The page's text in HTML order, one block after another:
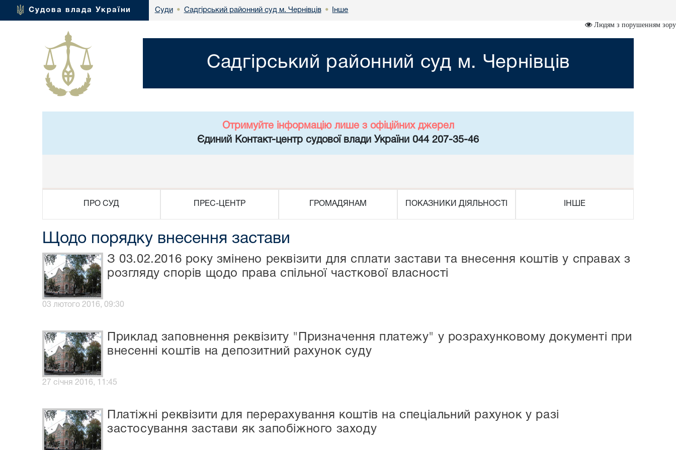
Судова влада України Суди • Садгірський районний суд м. Чернівців • Інше
Людям з порушенням зору
Садгірський районний суд м. Чернівців
Отримуйте інформацію лише з офіційних джерел
Єдиний Контакт-центр судової влади України 044 207-35-46
ПРО СУД ПРЕС-ЦЕНТР ГРОМАДЯНАМ ПОКАЗНИКИ ДІЯЛЬНОСТІ ІНШЕ
Щодо порядку внесення застави
З 03.02.2016 року змінено реквізити для сплати застави та внесення коштів у справах з
розгляду спорів щодо права спільної часткової власності
03 лютого 2016, 09:30
Приклад заповнення реквізиту "Призначення платежу" у розрахунковому документі при
внесенні коштів на депозитний рахунок суду
27 січня 2016, 11:45
Платіжні реквізити для перерахування коштів на спеціальний рахунок у разі
застосування застави як запобіжного заходу